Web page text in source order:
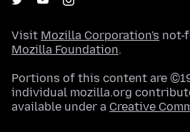
Visit Mozilla Corporation's not-
Mozilla Foundation.
Portions of this content are
individual mozilla.org
available under a Creative